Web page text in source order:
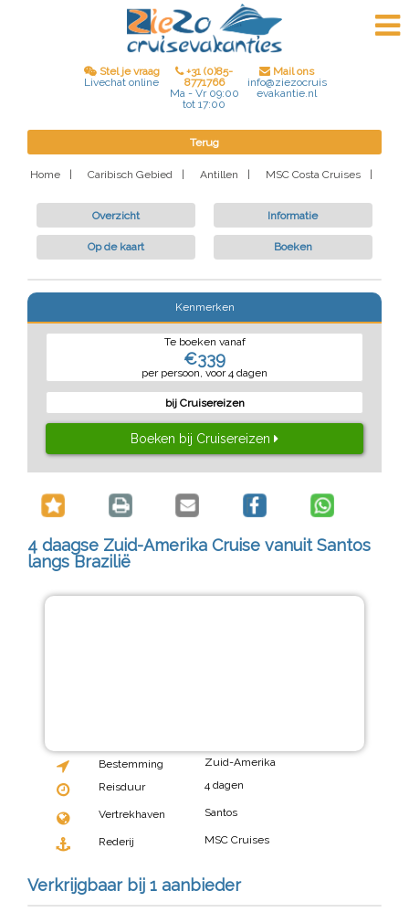
Stel je vraag
Livechat online
+31 (0)85-
8771766
Ma - Vr 09:00
tot 17:00
Mail ons
info@ziezocruis
evakantie.nl
Terug
Home Caribisch Gebied Antillen MSC Costa Cruises
Overzicht Informatie
Op de kaart Boeken
Kenmerken
Te boeken vanaf
€339
per persoon, voor 4 dagen
bij Cruisereizen
Boeken bij Cruisereizen
4 daagse Zuid-Amerika Cruise vanuit Santos
langs Brazilië
Bestemming
Zuid-Amerika
Reisduur
4 dagen
Vertrekhaven Santos
Rederij MSC Cruises
Verkrijgbaar bij 1 aanbieder